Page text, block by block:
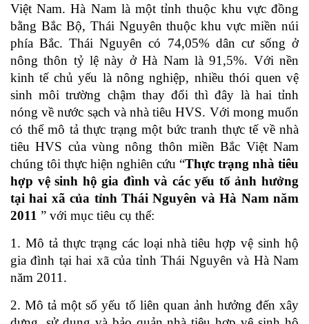
Việt Nam. Hà Nam là một tỉnh thuộc khu vực đồng
bằng Bắc Bộ, Thái Nguyên thuộc khu vực miền núi
phía Bắc. Thái Nguyên có 74,05% dân cư sống ở
nông thôn tỷ lệ này ở Hà Nam là 91,5%. Với nền
kinh tế chủ yếu là nông nghiệp, nhiều thói quen vệ
sinh môi trường chậm thay đổi thì đây là hai tỉnh
nóng về nước sạch và nhà tiêu HVS. Với mong muốn
có thể mô tả thực trạng một bức tranh thực tế về nhà
tiêu HVS của vùng nông thôn miền Bắc Việt Nam
chúng tôi thực hiện nghiên cứu “Thực trạng nhà tiêu
hợp vệ sinh hộ gia đình và các yếu tố ảnh hưởng
tại hai xã của tỉnh Thái Nguyên và Hà Nam năm
2011 ” với mục tiêu cụ thể:
1. Mô tả thực trạng các loại nhà tiêu hợp vệ sinh hộ
gia đình tại hai xã của tỉnh Thái Nguyên và Hà Nam
năm 2011.
2. Mô tả một số yếu tố liên quan ảnh hưởng đến xây